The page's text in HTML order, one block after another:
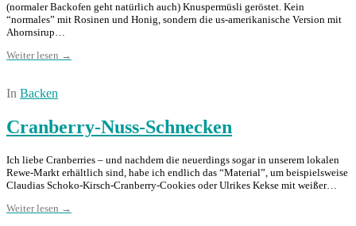
(normaler Backofen geht natürlich auch) Knuspermüsli geröstet. Kein
“normales” mit Rosinen und Honig, sondern die us-amerikanische Version mit
Ahornsirup…
Weiter lesen →
In Backen
Cranberry-Nuss-Schnecken
Ich liebe Cranberries – und nachdem die neuerdings sogar in unserem lokalen
Rewe-Markt erhältlich sind, habe ich endlich das “Material”, um beispielsweise
Claudias Schoko-Kirsch-Cranberry-Cookies oder Ulrikes Kekse mit weißer…
Weiter lesen →